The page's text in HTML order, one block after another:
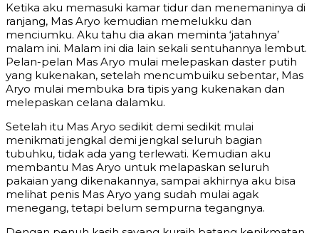
Ketika aku memasuki kamar tidur dan menemaninya di
ranjang, Mas Aryo kemudian memelukku dan
menciumku. Aku tahu dia akan meminta ‘jatahnya’
malam ini. Malam ini dia lain sekali sentuhannya lembut.
Pelan-pelan Mas Aryo mulai melepaskan daster putih
yang kukenakan, setelah mencumbuiku sebentar, Mas
Aryo mulai membuka bra tipis yang kukenakan dan
melepaskan celana dalamku.
Setelah itu Mas Aryo sedikit demi sedikit mulai
menikmati jengkal demi jengkal seluruh bagian
tubuhku, tidak ada yang terlewati. Kemudian aku
membantu Mas Aryo untuk melapaskan seluruh
pakaian yang dikenakannya, sampai akhirnya aku bisa
melihat penis Mas Aryo yang sudah mulai agak
menegang, tetapi belum sempurna tegangnya.